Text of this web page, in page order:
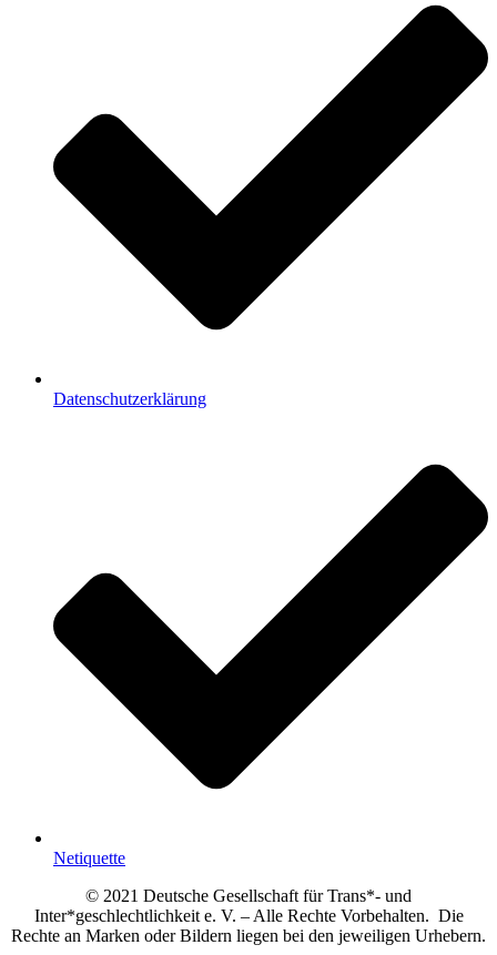
Datenschutzerklärung
Netiquette
© 2021 Deutsche Gesellschaft für Trans*- und
Inter*geschlechtlichkeit e. V. – Alle Rechte Vorbehalten. Die
Rechte an Marken oder Bildern liegen bei den jeweiligen Urhebern.